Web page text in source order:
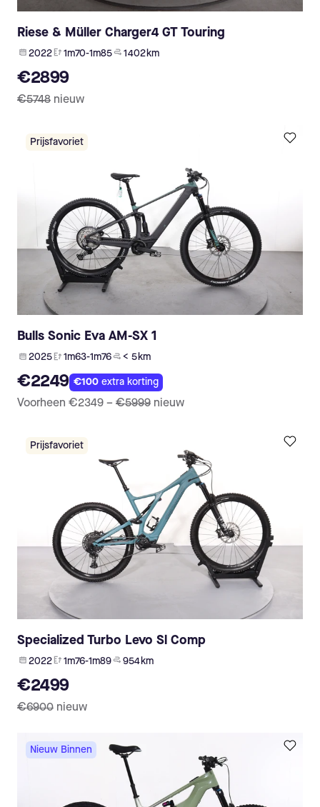
Riese & Müller Charger4 GT Touring
2022 1m70-1m85 1 402 km
€2899
€5748 nieuw
Prijsfavoriet
Bulls Sonic Eva AM-SX 1
2025 1m63-1m76 < 5 km
€2249 €100extra korting
Voorheen €2349 – €5999 nieuw
Prijsfavoriet
Specialized Turbo Levo Sl Comp
2022 1m76-1m89 954 km
€2499
€6900 nieuw
Nieuw Binnen